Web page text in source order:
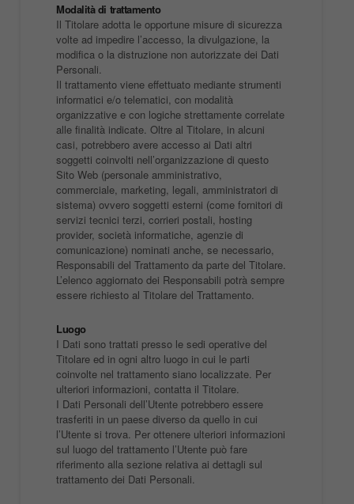
Modalità di trattamento
Il Titolare adotta le opportune misure di sicurezza
volte ad impedire l’accesso, la divulgazione, la
modifica o la distruzione non autorizzate dei Dati
Personali.
Il trattamento viene effettuato mediante strumenti
informatici e/o telematici, con modalità
organizzative e con logiche strettamente correlate
alle finalità indicate. Oltre al Titolare, in alcuni
casi, potrebbero avere accesso ai Dati altri
soggetti coinvolti nell’organizzazione di questo
Sito Web (personale amministrativo,
commerciale, marketing, legali, amministratori di
sistema) ovvero soggetti esterni (come fornitori di
servizi tecnici terzi, corrieri postali, hosting
provider, società informatiche, agenzie di
comunicazione) nominati anche, se necessario,
Responsabili del Trattamento da parte del Titolare.
L’elenco aggiornato dei Responsabili potrà sempre
essere richiesto al Titolare del Trattamento.
Luogo
I Dati sono trattati presso le sedi operative del
Titolare ed in ogni altro luogo in cui le parti
coinvolte nel trattamento siano localizzate. Per
ulteriori informazioni, contatta il Titolare.
I Dati Personali dell’Utente potrebbero essere
trasferiti in un paese diverso da quello in cui
l’Utente si trova. Per ottenere ulteriori informazioni
sul luogo del trattamento l’Utente può fare
riferimento alla sezione relativa ai dettagli sul
trattamento dei Dati Personali.